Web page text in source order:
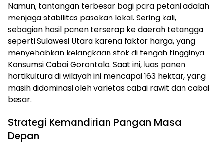
Namun, tantangan terbesar bagi para petani adalah
menjaga stabilitas pasokan lokal. Sering kali,
sebagian hasil panen terserap ke daerah tetangga
seperti Sulawesi Utara karena faktor harga, yang
menyebabkan kelangkaan stok di tengah tingginya
Konsumsi Cabai Gorontalo. Saat ini, luas panen
hortikultura di wilayah ini mencapai 163 hektar, yang
masih didominasi oleh varietas cabai rawit dan cabai
besar.
Strategi Kemandirian Pangan Masa
Depan